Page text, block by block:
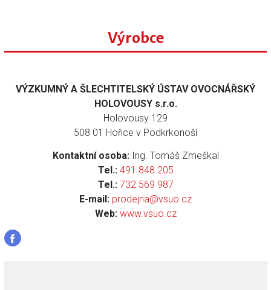
Výrobce
VÝZKUMNÝ A ŠLECHTITELSKÝ ÚSTAV OVOCNÁŘSKÝ
HOLOVOUSY s.r.o.
Holovousy 129
508 01 Hořice v Podkrkonoší
Kontaktní osoba:Ing. Tomáš Zmeškal
Tel.: 491 848 205
Tel.: 732 569 987
E-mail: prodejna@vsuo.cz
Web: www.vsuo.cz